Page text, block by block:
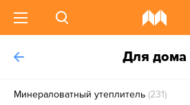
Для дома
Минераловатный утеплитель (231)